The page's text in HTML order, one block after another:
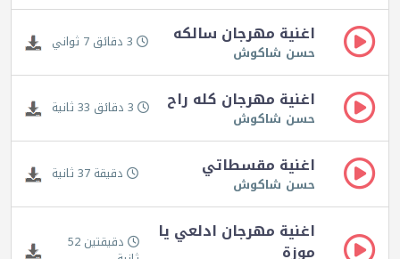
اغنية مهرجان سالكه
حسن شاكوش 3 دقائق 7 ثواني
اغنية مهرجان كله راح
حسن شاكوش 3 دقائق 33 ثانية
اغنية مقسطاتي
حسن شاكوش دقيقة 37 ثانية
اغنية مهرجان ادلعي يا
موزة دقيقتين 52